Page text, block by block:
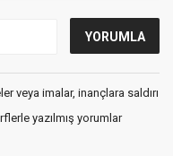
veya imalar, inançlara saldırı
yazılmış yorumlar